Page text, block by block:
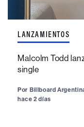
LANZAMIENTOS
Malcolm Todd
single
Por Billboard
hace 2 días